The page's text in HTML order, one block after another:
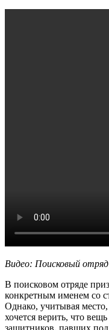
Видео: Поисковый
В поисковом отряде
конкретным именем со
Однако, учитывая
хочется верить, что